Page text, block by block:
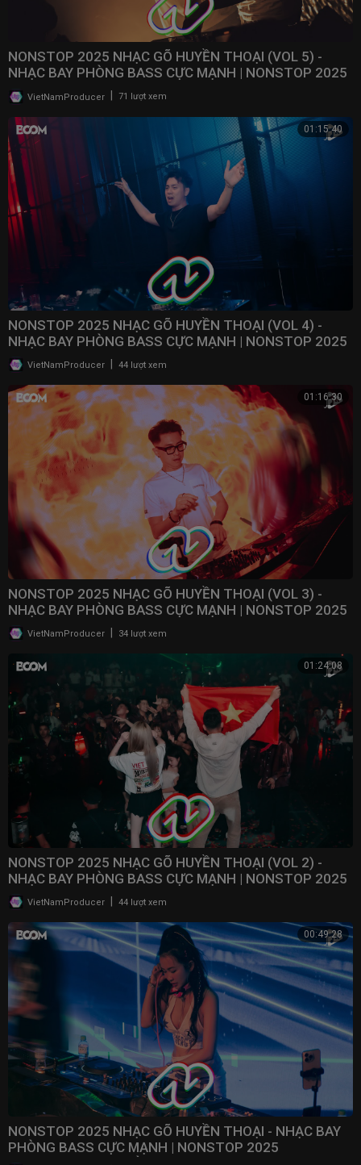
NONSTOP 2025 NHẠC GÕ HUYỀN THOẠI (VOL 5) -
NHẠC BAY PHÒNG BASS CỰC MẠNH | NONSTOP 2025
VINAHOUSE
VietNamProducer 71 lượt xem
01:15:40
NONSTOP 2025 NHẠC GÕ HUYỀN THOẠI (VOL 4) -
NHẠC BAY PHÒNG BASS CỰC MẠNH | NONSTOP 2025
VINAHOUSE
VietNamProducer 44 lượt xem
01:16:30
NONSTOP 2025 NHẠC GÕ HUYỀN THOẠI (VOL 3) -
NHẠC BAY PHÒNG BASS CỰC MẠNH | NONSTOP 2025
VINAHOUSE
VietNamProducer 34 lượt xem
01:24:08
NONSTOP 2025 NHẠC GÕ HUYỀN THOẠI (VOL 2) -
NHẠC BAY PHÒNG BASS CỰC MẠNH | NONSTOP 2025
VINAHOUSE
VietNamProducer 44 lượt xem
00:49:28
NONSTOP 2025 NHẠC GÕ HUYỀN THOẠI - NHẠC BAY
PHÒNG BASS CỰC MẠNH | NONSTOP 2025